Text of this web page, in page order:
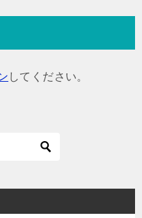
してください。